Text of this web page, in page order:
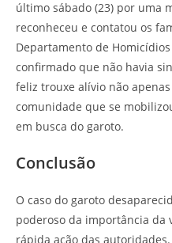
último sábado (23) por uma
reconheceu e contatou os
Departamento de
confirmado que não havia
feliz trouxe alívio não
comunidade que se
em busca do garoto.
Conclusão
O caso do garoto
poderoso da importância da
rápida ação das autoridades.